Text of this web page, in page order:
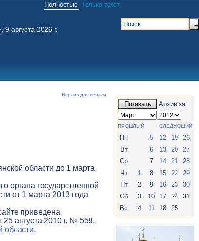
Полностью Только текст
9 августа 2026 г.
→
Версия для печати
области до 1 марта
органа государственной
от 1 марта 2013 года
приведена
25 августа 2010 г. № 558.
области.
Показать Архив за
ПРОШЛЫЙ СЛЕДУЮЩИЙ
Пн 5 12 19
26
Вт
6 13 20
27
Ср
7 14 21
28
Чт
1 8 15 22
29
Пт
2 9 16 23
30
Сб
3 10 17 24
31
Вс
4 11 18 25